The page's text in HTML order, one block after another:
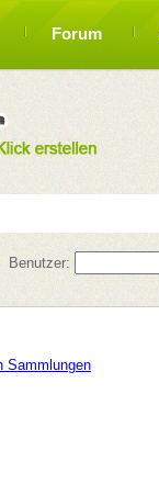
Forum
Benutzer: